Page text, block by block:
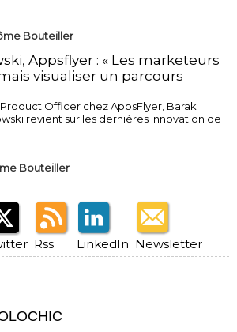
Bouteiller
Appsflyer : « Les marketeurs
visualiser un parcours
Officer chez AppsFlyer, ​Barak
revient sur les dernières innovation de
Bouteiller
Rss LinkedIn Newsletter